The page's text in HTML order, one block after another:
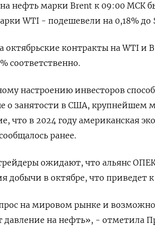
нефть марки Brent к 09:00 МСК
WTI - подешевели на 0,18% до
октябрьские контракты на WTI
соответственно.
настроению инвесторов
о занятости в США, крупнейшем
что в 2024 году американская
ранее.
ожидают, что альянс
добычи в октябре, что приведет
на мировом рынке и
давление на нефть», - отметила